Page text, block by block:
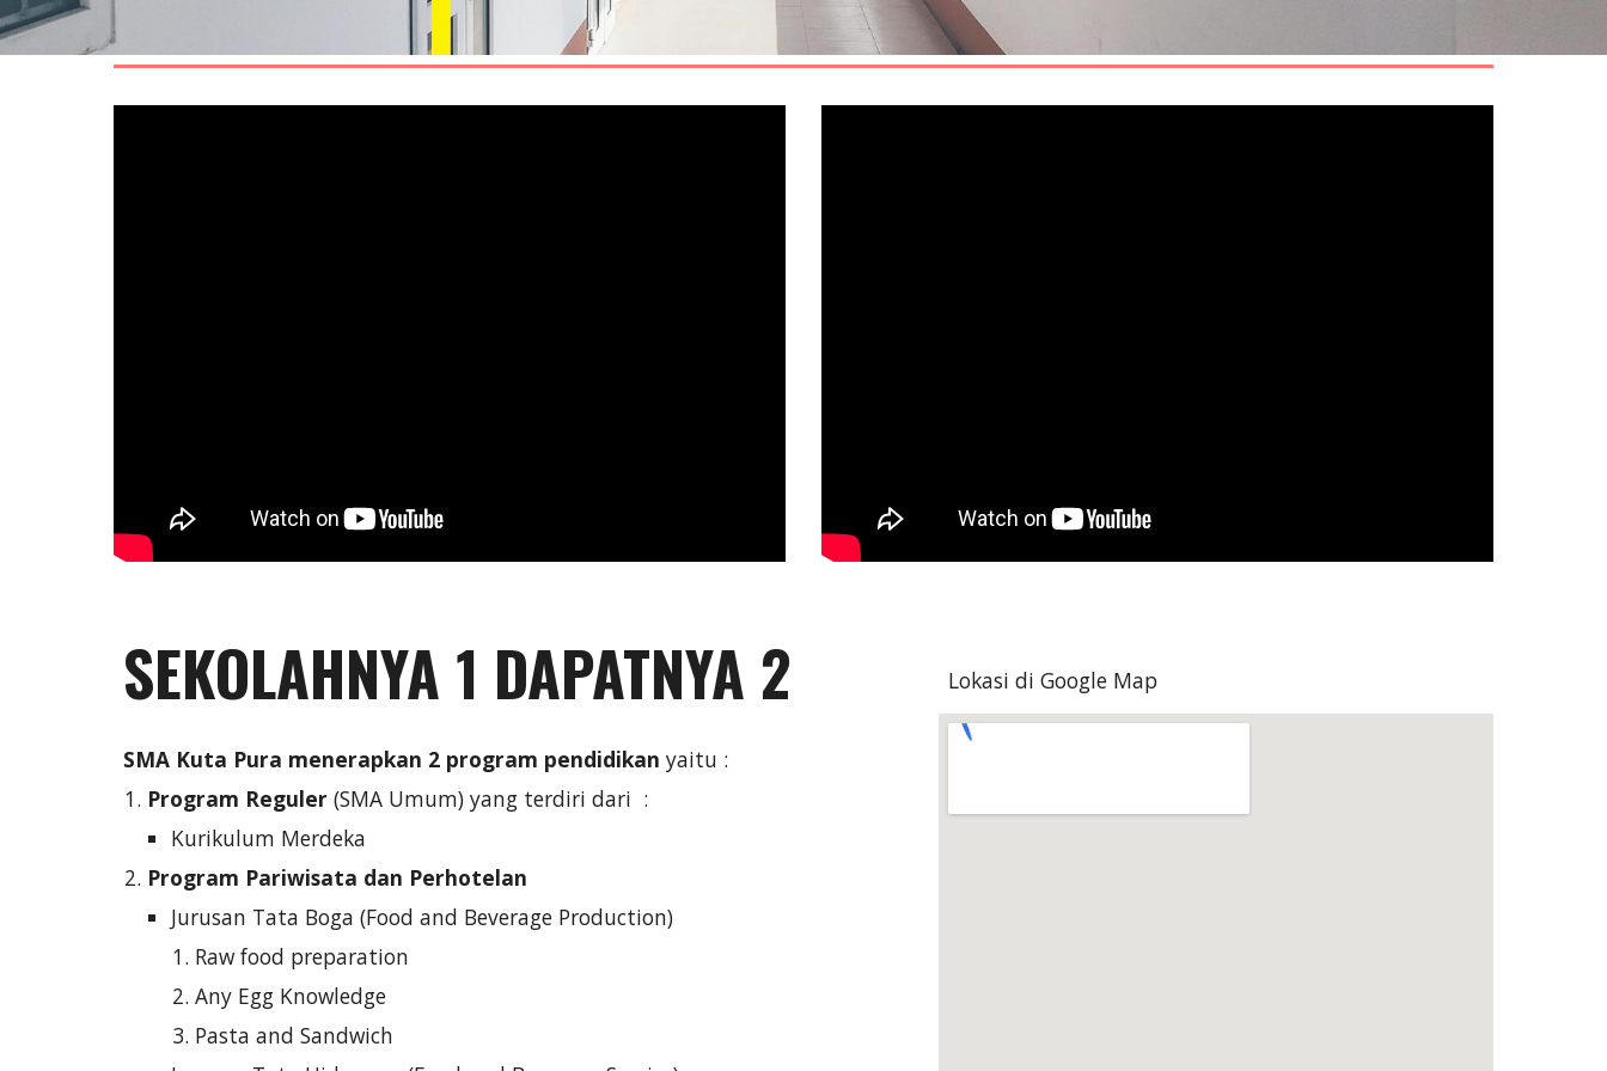
SEKOLAHNYA 1 DAPATNYA 2
SMA Kuta Pura menerapkan 2 program pendidikan yaitu :
Program Reguler(SMA Umum) yang terdiri dari :
Kurikulum Merdeka
Program Pariwisata dan Perhotelan
Jurusan Tata Boga (Food and Beverage Production)
Raw food preparation
Any Egg Knowledge
Pasta and Sandwich
Lokasi di Google Map